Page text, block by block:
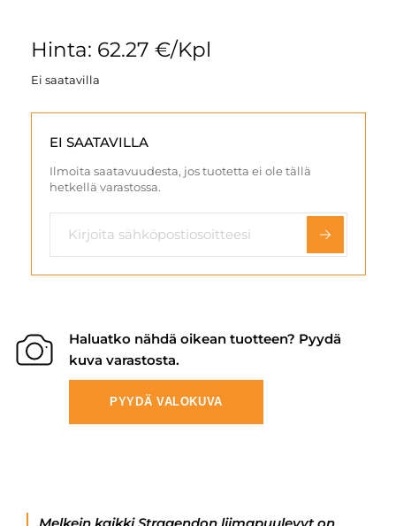
Hinta: 62.27 €/Kpl
Ei saatavilla
EI SAATAVILLA
Ilmoita saatavuudesta, jos tuotetta ei ole tällä
hetkellä varastossa.
Haluatko nähdä oikean tuotteen? Pyydä
kuva varastosta.
PYYDÄ VALOKUVA